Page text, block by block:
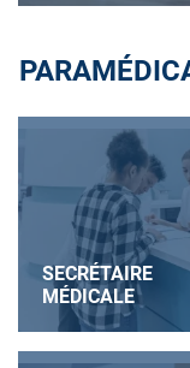
SECRÉTAIRE
MÉDICALE